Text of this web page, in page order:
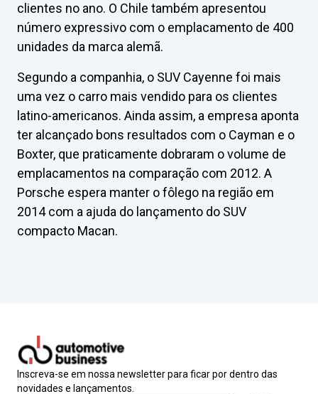
clientes no ano. O Chile também apresentou
número expressivo com o emplacamento de 400
unidades da marca alemã.
Segundo a companhia, o SUV Cayenne foi mais
uma vez o carro mais vendido para os clientes
latino-americanos. Ainda assim, a empresa aponta
ter alcançado bons resultados com o Cayman e o
Boxter, que praticamente dobraram o volume de
emplacamentos na comparação com 2012. A
Porsche espera manter o fôlego na região em
2014 com a ajuda do lançamento do SUV
compacto Macan.
Inscreva-se em nossa newsletter para ficar por dentro das
novidades e lançamentos.